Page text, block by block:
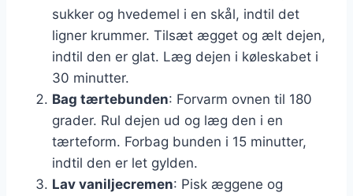
sukker og hvedemel i en skål, indtil det
ligner krummer. Tilsæt ægget og ælt dejen,
indtil den er glat. Læg dejen i køleskabet i
30 minutter.
Bag tærtebunden: Forvarm ovnen til 180
grader. Rul dejen ud og læg den i en
tærteform. Forbag bunden i 15 minutter,
indtil den er let gylden.
Lav vaniljecremen: Pisk æggene og